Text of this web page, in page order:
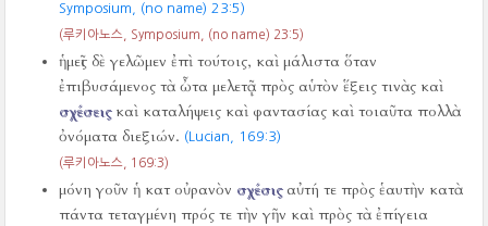
Symposium, (no name) 23:5)
(루키아노스, Symposium, (no name) 23:5)
ἡμεῖς δὲ γελῶμεν ἐπὶ τούτοις, καὶ μάλιστα ὅταν
ἐπιβυσάμενος τὰ ὦτα μελετᾷ πρὸς αὑτὸν ἕξεις τινὰς καὶ
σχέσειςκαὶ καταλήψεις καὶ φαντασίας καὶ τοιαῦτα πολλὰ
ὀνόματα διεξιών. (Lucian, 169:3)
(루키아노스, 169:3)
μόνη γοῦν ἡ κατ οὐρανὸν σχέσιςαὐτή τε πρὸς ἑαυτὴν κατὰ
πάντα τεταγμένη πρός τε τὴν γῆν καὶ πρὸς τὰ ἐπίγεια